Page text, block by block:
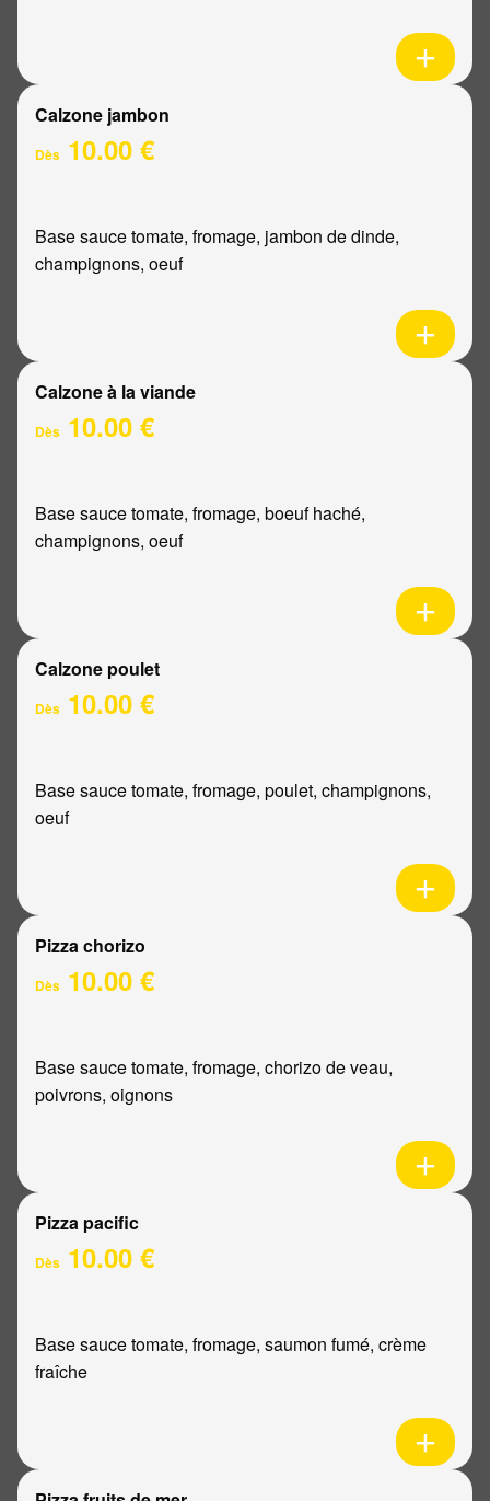
Calzone jambon
Dès 10.00 €
Base sauce tomate, fromage, jambon de dinde,
champignons, oeuf
Calzone à la viande
Dès 10.00 €
Base sauce tomate, fromage, boeuf haché,
champignons, oeuf
Calzone poulet
Dès 10.00 €
Base sauce tomate, fromage, poulet, champignons,
oeuf
Pizza chorizo
Dès 10.00 €
Base sauce tomate, fromage, chorizo de veau,
poivrons, oignons
Pizza pacific
Dès 10.00 €
Base sauce tomate, fromage, saumon fumé, crème
fraîche